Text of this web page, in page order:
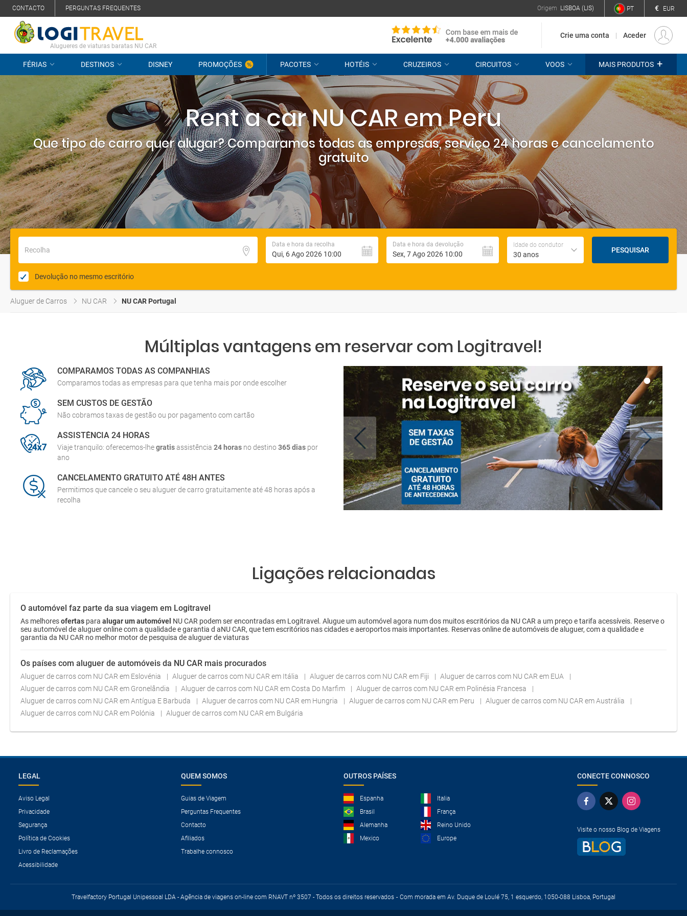
CONTACTO PERGUNTAS FREQUENTES Origem LISBOA (LIS) PT € EUR
Alugueres de viaturas baratas NU CAR
Crie uma conta Aceder
FÉRIAS DESTINOS DISNEY PROMOÇÕES PACOTES HOTÉIS CRUZEIROS CIRCUITOS VOOS MAIS PRODUTOS +
Rent a car NU CAR em Peru
Que tipo de carro quer alugar? Comparamos todas as empresas, serviço 24 horas e cancelamento
gratuito
Recolha
Data e hora da recolha Data e hora da devolução Idade do condutor
30 anos
PESQUISAR
Devolução no mesmo escritório
Aluguer de Carros NU CAR NU CAR Portugal
Múltiplas vantagens em reservar com Logitravel!
COMPARAMOS TODAS AS COMPANHIAS
Comparamos todas as empresas para que tenha mais por onde escolher
SEM CUSTOS DE GESTÃO
Não cobramos taxas de gestão ou por pagamento com cartão
ASSISTÊNCIA 24 HORAS
Viaje tranquilo: oferecemos-lhegratisassistência 24 horas no destino365 dias por
ano
CANCELAMENTO GRATUITO ATÉ 48H ANTES
Permitimos que cancele o seu aluguer de carro gratuitamente até 48 horas após a
recolha
Ligações relacionadas
O automóvel faz parte da sua viagem em Logitravel
As melhoresofertas para alugar um automóvel NU CAR podem ser encontradas em Logitravel. Alugue um automóvel agora num dos muitos escritórios da NU CAR a um preço e tarifa acessíveis. Reserve o
seu automóvel de aluguer online com a qualidade e garantia d aNU CAR, que tem escritórios nas cidades e aeroportos mais importantes. Reservas online de automóveis de aluguer, com a qualidade e
garantia da NU CAR no melhor motor de pesquisa de aluguer de viaturas
Os países com aluguer de automóveis da NU CAR mais procurados
Aluguer de carros com NU CAR em Eslovénia Aluguer de carros com NU CAR em Itália Aluguer de carros com NU CAR em Fiji
Aluguer de carros com NU CAR em EUA
Aluguer de carros com NU CAR em Gronelândia
Aluguer de carros com NU CAR em Costa Do Marfim
Aluguer de carros com NU CAR em Polinésia Francesa
Aluguer de carros com NU CAR em Antígua E Barbuda
Aluguer de carros com NU CAR em Hungria Aluguer de carros com NU CAR em Peru
Aluguer de carros com NU CAR em Austrália
Aluguer de carros com NU CAR em Polónia
Aluguer de carros com NU CAR em Bulgária
LEGAL
Aviso Legal
Privacidade
Segurança
Política de Cookies
Livro de Reclamações
Acessibilidade
QUEM SOMOS
Guias de Viagem
Perguntas Frequentes
Contacto
Afiliados
Trabalhe connosco
OUTROS PAÍSES
Espanha
Italia
Brasil
França
Alemanha
Reino Unido
Mexico
Europe
CONECTE CONNOSCO
Visite o nosso Blog de Viagens
Travelfactory Portugal Unipessoal LDA - Agência de viagens on-line com RNAVT nº 3507 - Todos os direitos reservados Com morada em Av. Duque de Loulé 75, 1 esquerdo, 1050-088 Lisboa, Portugal